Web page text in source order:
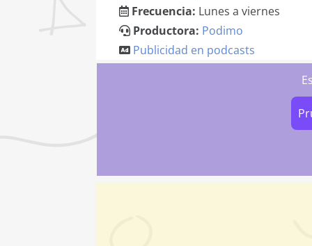
Frecuencia: Lunes a viernes
Productora: Podimo
Publicidad en podcasts